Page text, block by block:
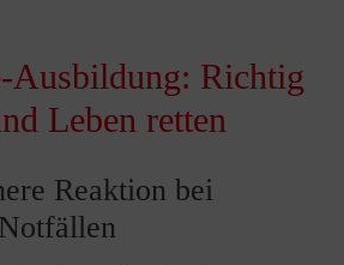
Ausbildung: Richtig
Leben retten
Reaktion bei